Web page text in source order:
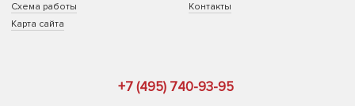
Схема работы
Карта сайта
Контакты
+7 (495) 740-93-95